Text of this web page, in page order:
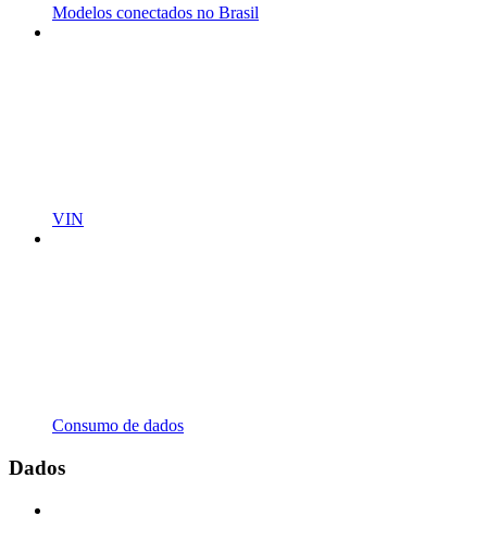
Modelos conectados no Brasil
VIN
Consumo de dados
Dados